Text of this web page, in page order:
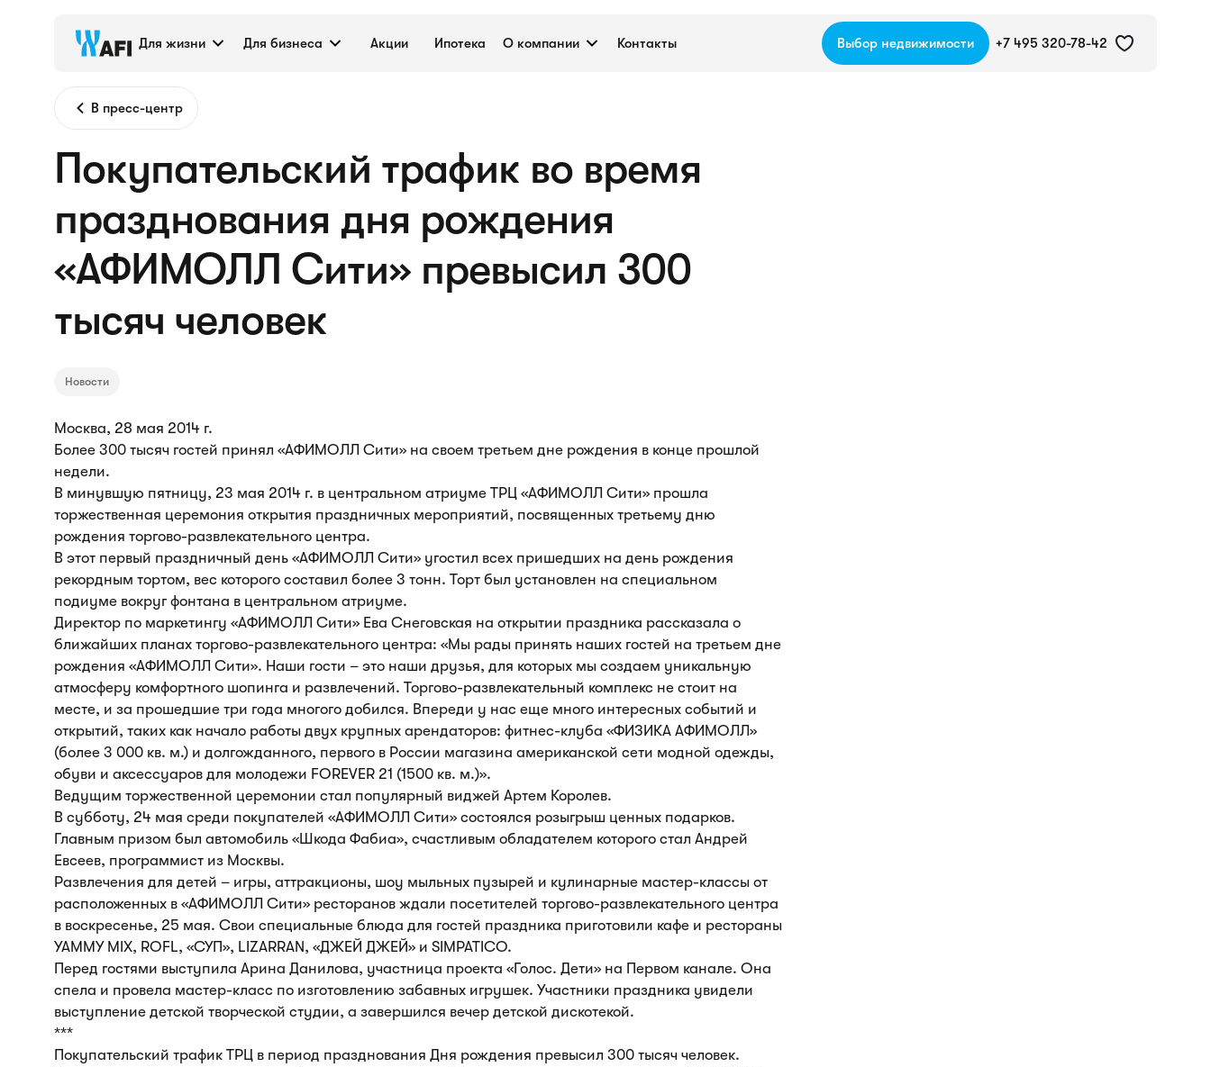
Для жизни Для бизнеса Акции Ипотека О компании Контакты Выбор недвижимости +7 495 320-78-42
В пресс-центр
Покупательский трафик во время
празднования дня рождения
«АФИМОЛЛ Сити» превысил 300
тысяч человек
Новости
Москва, 28 мая 2014 г.
Более 300 тысяч гостей принял «АФИМОЛЛ Сити» на своем третьем дне рождения в конце прошлой
недели.
В минувшую пятницу, 23 мая 2014 г. в центральном атриуме ТРЦ «АФИМОЛЛ Сити» прошла
торжественная церемония открытия праздничных мероприятий, посвященных третьему дню
рождения торгово-развлекательного центра.
В этот первый праздничный день «АФИМОЛЛ Сити» угостил всех пришедших на день рождения
рекордным тортом, вес которого составил более 3 тонн. Торт был установлен на специальном
подиуме вокруг фонтана в центральном атриуме.
Директор по маркетингу «АФИМОЛЛ Сити» Ева Снеговская на открытии праздника рассказала о
ближайших планах торгово-развлекательного центра: «Мы рады принять наших гостей на третьем дне
рождения «АФИМОЛЛ Сити». Наши гости – это наши друзья, для которых мы создаем уникальную
атмосферу комфортного шопинга и развлечений. Торгово-развлекательный комплекс не стоит на
месте, и за прошедшие три года многого добился. Впереди у нас еще много интересных событий и
открытий, таких как начало работы двух крупных арендаторов: фитнес-клуба «ФИЗИКА АФИМОЛЛ»
(более 3 000 кв. м.) и долгожданного, первого в России магазина американской сети модной одежды,
обуви и аксессуаров для молодежи FOREVER 21 (1500 кв. м.)».
Ведущим торжественной церемонии стал популярный виджей Артем Королев.
В субботу, 24 мая среди покупателей «АФИМОЛЛ Сити» состоялся розыгрыш ценных подарков.
Главным призом был автомобиль «Шкода Фабиа», счастливым обладателем которого стал Андрей
Евсеев, программист из Москвы.
Развлечения для детей – игры, аттракционы, шоу мыльных пузырей и кулинарные мастер-классы от
расположенных в «АФИМОЛЛ Сити» ресторанов ждали посетителей торгово-развлекательного центра
в воскресенье, 25 мая. Свои специальные блюда для гостей праздника приготовили кафе и рестораны
YAMMY MIX, ROFL, «СУП», LIZARRAN, «ДЖЕЙ ДЖЕЙ» и SIMPATICO.
Перед гостями выступила Арина Данилова, участница проекта «Голос. Дети» на Первом канале. Она
спела и провела мастер-класс по изготовлению забавных игрушек. Участники праздника увидели
выступление детской творческой студии, а завершился вечер детской дискотекой.
***
Покупательский трафик ТРЦ в период празднования Дня рождения превысил 300 тысяч человек.